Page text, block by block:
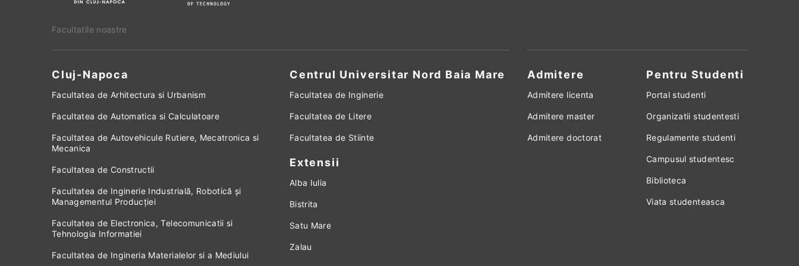
Facultatile noastre
Cluj-Napoca Centrul Universitar Nord Baia Mare
Facultatea de Arhitectura si Urbanism
Facultatea de Automatica si Calculatoare
Facultatea de Autovehicule Rutiere, Mecatronica si
Mecanica
Facultatea de Constructii
Facultatea de Inginerie Industrială, Robotică și
Managementul Producției
Facultatea de Electronica, Telecomunicatii si
Tehnologia Informatiei
Facultatea de Ingineria Materialelor si a Mediului
Facultatea de Inginerie
Facultatea de Litere
Facultatea de Stiinte
Extensii
Alba Iulia
Bistrita
Satu Mare
Zalau
Admitere
Admitere licenta
Admitere master
Admitere doctorat
Pentru Studenti
Portal studenti
Organizatii studentesti
Regulamente studenti
Campusul studentesc
Biblioteca
Viata studenteasca